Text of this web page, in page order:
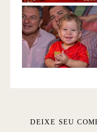
DEIXE SEU